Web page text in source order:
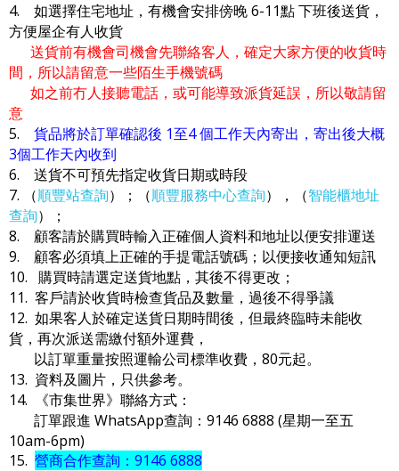
4. 如選擇住宅地址，有機會安排傍晚 6-11點 下班後送貨，
方便屋企有人收貨
送貨前有機會司機會先聯絡客人，確定大家方便的收貨時
間，所以請留意一些陌生手機號碼
如之前冇人接聽電話，或可能導致派貨延誤，所以敬請留
意
5. 貨品將於訂單確認後 1至4 個工作天內寄出，寄出後大概
3個工作天內收到
6. 送貨不可預先指定收貨日期或時段
7. （順豐站查詢）；（順豐服務中心查詢），（智能櫃地址
查詢）；
8. 顧客請於購買時輸入正確個人資料和地址以便安排運送
9. 顧客必須填上正確的手提電話號碼；以便接收通知短訊
10. 購買時請選定送貨地點，其後不得更改；
11. 客戶請於收貨時檢查貨品及數量，過後不得爭議
12. 如果客人於確定送貨日期時間後，但最終臨時未能收
貨，再次派送需繳付額外運費，
以訂單重量按照運輸公司標準收費，80元起。
13. 資料及圖片，只供參考。
14. 《市集世界》聯絡方式：
訂單跟進 WhatsApp查詢：9146 6888 (星期一至五
10am-6pm)
15. 營商合作查詢：9146 6888